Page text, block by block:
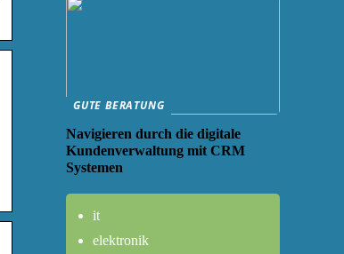
GUTE BERATUNG
Navigieren durch die digitale
Kundenverwaltung mit CRM
Systemen
it
elektronik